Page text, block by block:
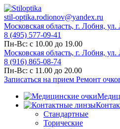
stil-optika.rodionov@yandex.ru
Московская область, г. Лобня,
8 (495) 577-09-41
Пн-Вс: с 10.00 до 19.00
Московская область, г. Лобня, ул.
8 (916) 865-08-74
Пн-Вс: с 11.00 до 20.00
Записаться на прием Ремонт
Стандартные
Торические